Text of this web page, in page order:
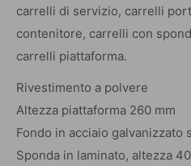
carrelli di servizio, carrelli
contenitore, carrelli con
carrelli piattaforma.
Rivestimento a polvere
Altezza piattaforma 260 mm
Fondo in acciaio galvanizzato
Sponda in laminato, altezza